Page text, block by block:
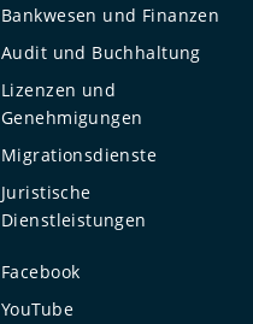
Bankwesen und Finanzen
Audit und Buchhaltung
Lizenzen und
Genehmigungen
Migrationsdienste
Juristische
Dienstleistungen
Facebook
YouTube